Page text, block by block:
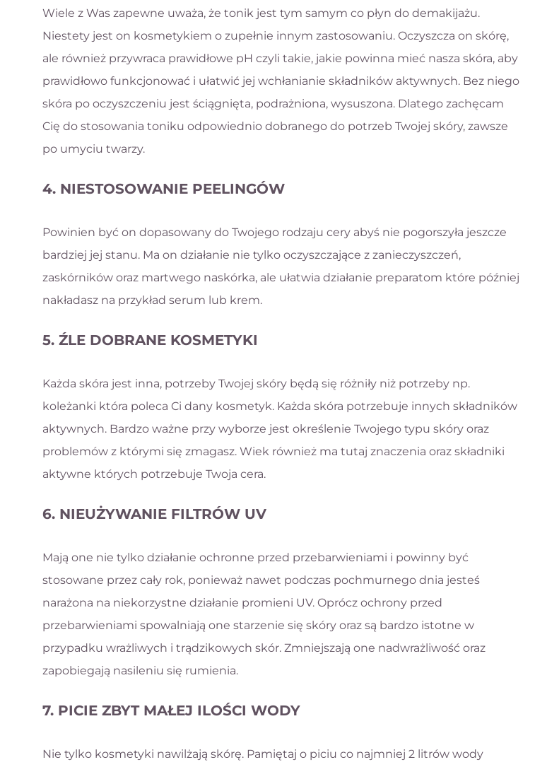
Wiele z Was zapewne uważa, że tonik jest tym samym co płyn do demakijażu.
Niestety jest on kosmetykiem o zupełnie innym zastosowaniu. Oczyszcza on skórę,
ale również przywraca prawidłowe pH czyli takie, jakie powinna mieć nasza skóra, aby
prawidłowo funkcjonować i ułatwić jej wchłanianie składników aktywnych. Bez niego
skóra po oczyszczeniu jest ściągnięta, podrażniona, wysuszona. Dlatego zachęcam
Cię do stosowania toniku odpowiednio dobranego do potrzeb Twojej skóry, zawsze
po umyciu twarzy.
4. NIESTOSOWANIE PEELINGÓW
Powinien być on dopasowany do Twojego rodzaju cery abyś nie pogorszyła jeszcze
bardziej jej stanu. Ma on działanie nie tylko oczyszczające z zanieczyszczeń,
zaskórników oraz martwego naskórka, ale ułatwia działanie preparatom które później
nakładasz na przykład serum lub krem.
5. ŹLE DOBRANE KOSMETYKI
Każda skóra jest inna, potrzeby Twojej skóry będą się różniły niż potrzeby np.
koleżanki która poleca Ci dany kosmetyk. Każda skóra potrzebuje innych składników
aktywnych. Bardzo ważne przy wyborze jest określenie Twojego typu skóry oraz
problemów z którymi się zmagasz. Wiek również ma tutaj znaczenia oraz składniki
aktywne których potrzebuje Twoja cera.
6. NIEUŻYWANIE FILTRÓW UV
Mają one nie tylko działanie ochronne przed przebarwieniami i powinny być
stosowane przez cały rok, ponieważ nawet podczas pochmurnego dnia jesteś
narażona na niekorzystne działanie promieni UV. Oprócz ochrony przed
przebarwieniami spowalniają one starzenie się skóry oraz są bardzo istotne w
przypadku wrażliwych i trądzikowych skór. Zmniejszają one nadwrażliwość oraz
zapobiegają nasileniu się rumienia.
7. PICIE ZBYT MAŁEJ ILOŚCI WODY
Nie tylko kosmetyki nawilżają skórę. Pamiętaj o piciu co najmniej 2 litrów wody